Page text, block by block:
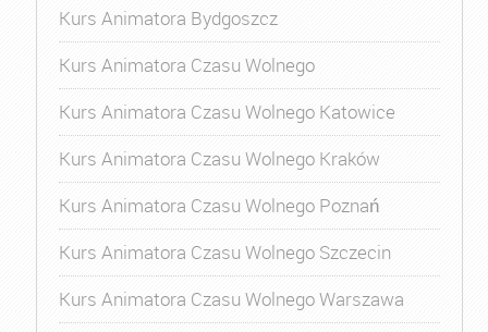
Kurs Animatora Bydgoszcz
Kurs Animatora Czasu Wolnego
Kurs Animatora Czasu Wolnego Katowice
Kurs Animatora Czasu Wolnego Kraków
Kurs Animatora Czasu Wolnego Poznań
Kurs Animatora Czasu Wolnego Szczecin
Kurs Animatora Czasu Wolnego Warszawa